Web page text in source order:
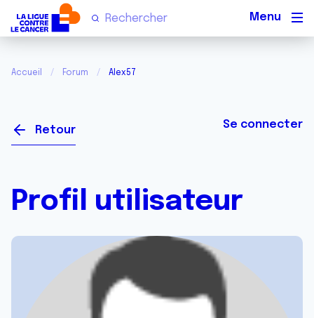
Accueil Forum Alex57
Retour Se connecter
Profil utilisateur